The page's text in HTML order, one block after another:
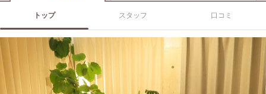
トップ スタッフ 口コミ